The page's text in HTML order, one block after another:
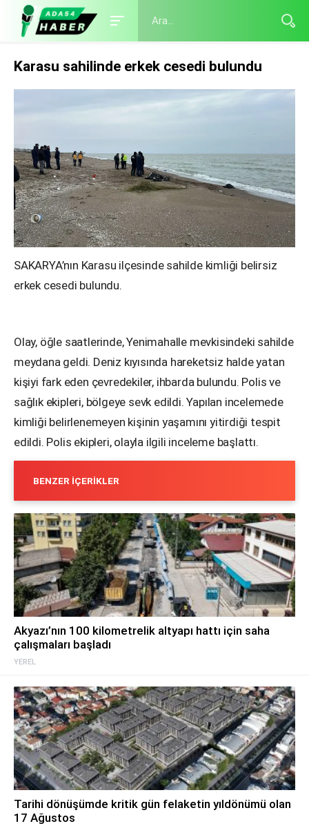
Karasu sahilinde erkek cesedi bulundu
SAKARYA’nın Karasu ilçesinde sahilde kimliği belirsiz
erkek cesedi bulundu.
Olay, öğle saatlerinde, Yenimahalle mevkisindeki sahilde
meydana geldi. Deniz kıyısında hareketsiz halde yatan
kişiyi fark eden çevredekiler, ihbarda bulundu. Polis ve
sağlık ekipleri, bölgeye sevk edildi. Yapılan incelemede
kimliği belirlenemeyen kişinin yaşamını yitirdiği tespit
edildi. Polis ekipleri, olayla ilgili inceleme başlattı.
BENZER İÇERIKLER
YEREL
Akyazı’nın 100 kilometrelik altyapı hattı için saha
çalışmaları başladı
Tarihi dönüşümde kritik gün felaketin yıldönümü olan
17 Ağustos